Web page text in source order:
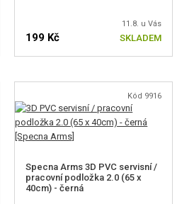
11.8. u Vás
199 Kč SKLADEM
Kód 9916
Specna Arms 3D PVC servisní /
pracovní podložka 2.0 (65 x
40cm) - černá